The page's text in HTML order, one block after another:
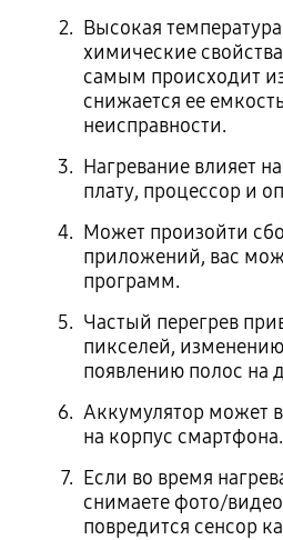
Высокая
химические
самым происходит
снижается ее
неисправности.
Нагревание влияет
плату, процессор и
Может произойти
приложений, вас
программ.
Частый перегрев
пикселей,
появлению полос на
Аккумулятор может
на корпус смартфона.
Если во время
снимаете фото/
повредится сенсор